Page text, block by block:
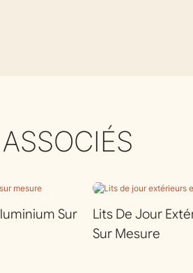
Sur
Lits De Jour
Sur Mesure